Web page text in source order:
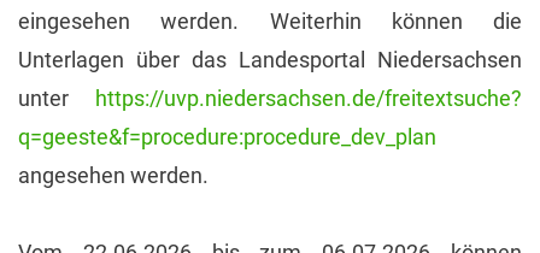
eingesehen werden. Weiterhin können die
Unterlagen über das Landesportal Niedersachsen
unter https://uvp.niedersachsen.de/freitextsuche?
q=geeste&f=procedure:procedure_dev_plan
angesehen werden.